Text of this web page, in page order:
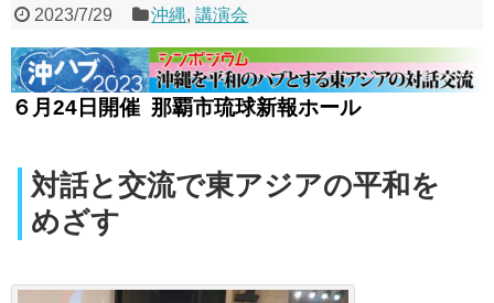
2023/7/29 沖縄,講演会
６月24日開催 那覇市琉球新報ホール
対話と交流で東アジアの平和を
めざす